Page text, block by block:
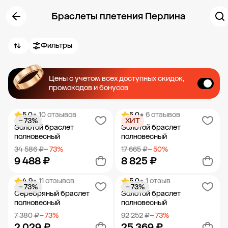
Браслеты плетения Перлина
Фильтры
Цены с учетом всех доступных скидок,
промокодов и бонусов
5.0• 10 отзывов
Золотой браслет
полновесный
34 586 ₽− 73%
9 488 ₽
− 73%
Добавить в корзину
5.0• 6 отзывов
Золотой браслет
полновесный
17 665 ₽− 50%
8 825 ₽
ХИТ
Добавить в корзину
4.9• 11 отзывов
Серебряный браслет
полновесный
7 380 ₽− 73%
− 73%
5.0• 1 отзыв
Золотой браслет
полновесный
92 252 ₽− 73%
− 73%